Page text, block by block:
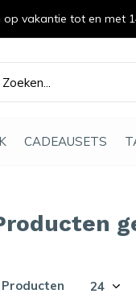
CADEAUSETS
gemaakt
Producten
vakantie tot en met